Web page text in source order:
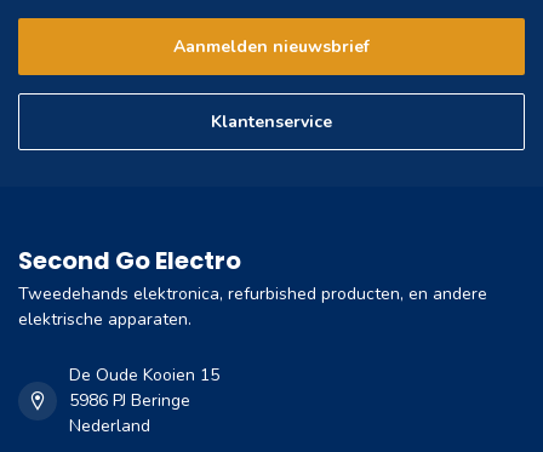
Aanmelden nieuwsbrief
Klantenservice
Second Go Electro
Tweedehands elektronica, refurbished producten, en andere
elektrische apparaten.
De Oude Kooien 15
5986 PJ Beringe
Nederland